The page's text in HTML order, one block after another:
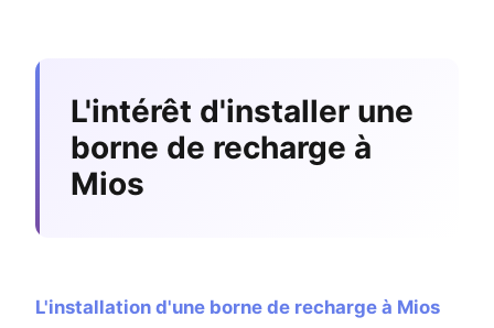
L'intérêt d'installer une
borne de recharge à
Mios
L'installation d'une borne de recharge à Mios